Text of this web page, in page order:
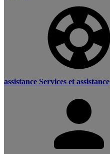
assistance Services et assistance